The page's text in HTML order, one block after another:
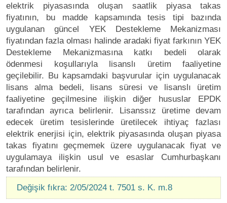
elektrik piyasasında oluşan saatlik piyasa takas
fiyatının, bu madde kapsamında tesis tipi bazında
uygulanan güncel YEK Destekleme Mekanizması
fiyatından fazla olması halinde aradaki fiyat farkının YEK
Destekleme Mekanizmasına katkı bedeli olarak
ödenmesi koşullarıyla lisanslı üretim faaliyetine
geçilebilir. Bu kapsamdaki başvurular için uygulanacak
lisans alma bedeli, lisans süresi ve lisanslı üretim
faaliyetine geçilmesine ilişkin diğer hususlar EPDK
tarafından ayrıca belirlenir. Lisanssız üretime devam
edecek üretim tesislerinde üretilecek ihtiyaç fazlası
elektrik enerjisi için, elektrik piyasasında oluşan piyasa
takas fiyatını geçmemek üzere uygulanacak fiyat ve
uygulamaya ilişkin usul ve esaslar Cumhurbaşkanı
tarafından belirlenir.
Değişik fıkra: 2/05/2024 t. 7501 s. K. m.8